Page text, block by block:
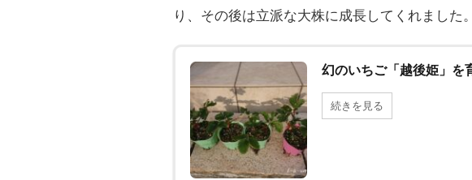
り、その後は立派な大株に成長してくれました。
幻のいちご「越後姫」を
続きを見る